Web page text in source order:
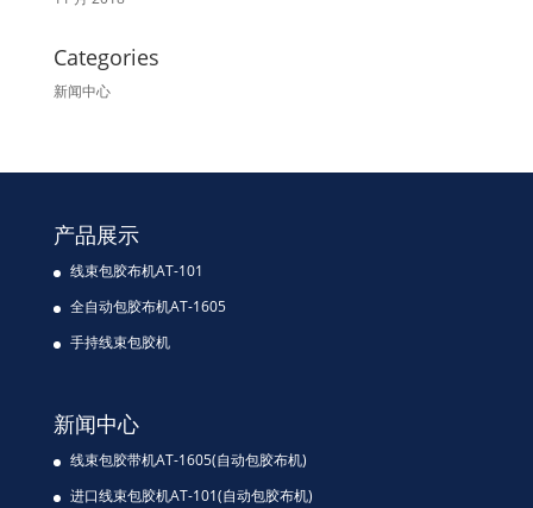
Categories
新闻中心
产品展示
线束包胶布机AT-101
全自动包胶布机AT-1605
手持线束包胶机
新闻中心
线束包胶带机AT-1605(自动包胶布机)
进口线束包胶机AT-101(自动包胶布机)